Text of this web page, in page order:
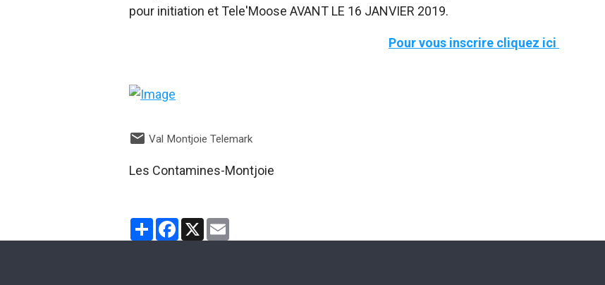
pour initiation et Tele'Moose AVANT LE 16 JANVIER 2019.
Pour vous inscrire cliquez ici
Val Montjoie Telemark
Les Contamines-Montjoie
PartagerFacebook
X